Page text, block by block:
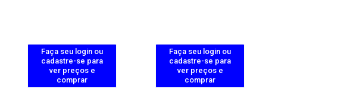
Faça seu login ou
cadastre-se para
ver preços e
comprar
Faça seu login ou
cadastre-se para
ver preços e
comprar